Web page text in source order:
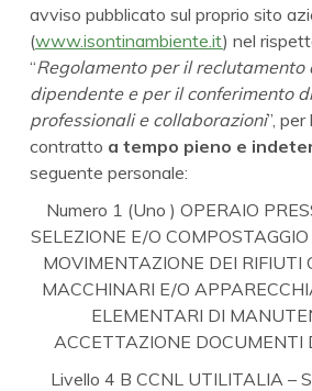
avviso pubblicato sul proprio sito
(www.isontinambiente.it) nel
“Regolamento per il reclutamento
dipendente e per il conferimento
professionali e collaborazioni”,
contratto a tempo pieno e
seguente personale:
Numero 1 (Uno ) OPERAIO
SELEZIONE E/O
MOVIMENTAZIONE DEI RIFIUTI
MACCHINARI E/O
ELEMENTARI DI
ACCETTAZIONE DOCUMENTI
Livello 4 B CCNL UTILITALIA –